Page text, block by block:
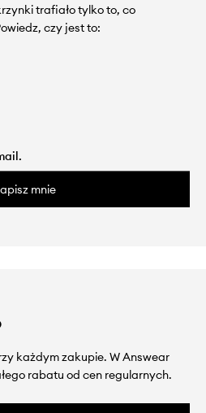
trafiało tylko to, co
czy jest to:
mnie
każdym zakupie. W Answear
rabatu od cen regularnych.